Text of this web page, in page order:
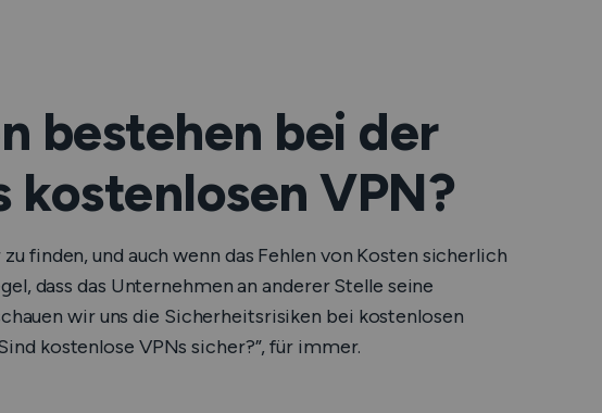
bestehen bei der
kostenlosen VPN?
finden, und auch wenn das Fehlen von Kosten sicherlich
dass das Unternehmen an anderer Stelle seine
wir uns die Sicherheitsrisiken bei kostenlosen
kostenlose VPNs sicher?”, für immer.